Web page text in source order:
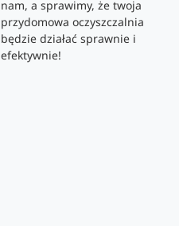
nam, a sprawimy, że twoja
przydomowa oczyszczalnia
będzie działać sprawnie i
efektywnie!